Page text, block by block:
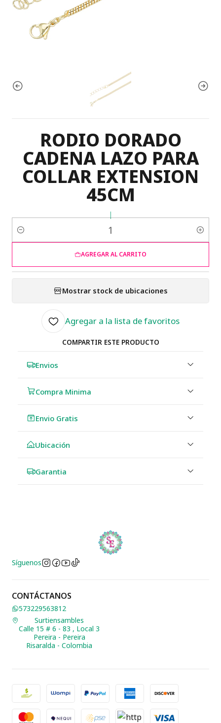
RODIO DORADO
CADENA LAZO PARA
COLLAR EXTENSION
45CM
|
Cantidad
AGREGAR AL CARRITO
Mostrar stock de ubicaciones
Agregar a la lista de favoritos
COMPARTIR ESTE PRODUCTO
Envios
Compra Minima
Envio Gratis
Ubicación
Garantia
Síguenos
CONTÁCTANOS
573229563812
Surtiensambles
Calle 15 # 6 - 83 , Local 3
Pereira - Pereira
Risaralda - Colombia